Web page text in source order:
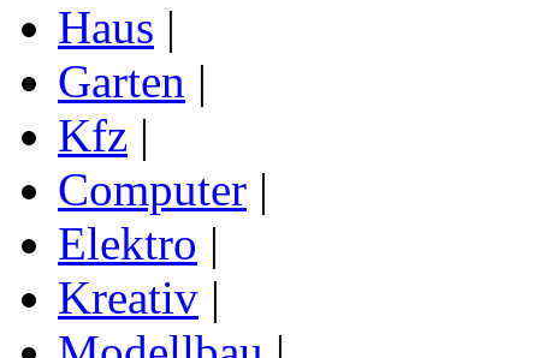
Haus |
Garten |
Kfz |
Computer |
Elektro |
Kreativ |